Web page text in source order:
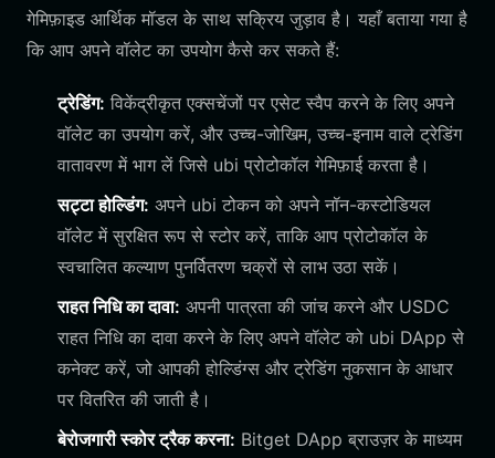
गेमिफ़ाइड आर्थिक मॉडल के साथ सक्रिय जुड़ाव है। यहाँ बताया गया है
कि आप अपने वॉलेट का उपयोग कैसे कर सकते हैं:
ट्रेडिंग: विकेंद्रीकृत एक्सचेंजों पर एसेट स्वैप करने के लिए अपने
वॉलेट का उपयोग करें, और उच्च-जोखिम, उच्च-इनाम वाले ट्रेडिंग
वातावरण में भाग लें जिसे ubi प्रोटोकॉल गेमिफ़ाई करता है।
सट्टा होल्डिंग: अपने ubi टोकन को अपने नॉन-कस्टोडियल
वॉलेट में सुरक्षित रूप से स्टोर करें, ताकि आप प्रोटोकॉल के
स्वचालित कल्याण पुनर्वितरण चक्रों से लाभ उठा सकें।
राहत निधि का दावा: अपनी पात्रता की जांच करने और USDC
राहत निधि का दावा करने के लिए अपने वॉलेट को ubi DApp से
कनेक्ट करें, जो आपकी होल्डिंग्स और ट्रेडिंग नुकसान के आधार
पर वितरित की जाती है।
बेरोजगारी स्कोर ट्रैक करना: Bitget DApp ब्राउज़र के माध्यम